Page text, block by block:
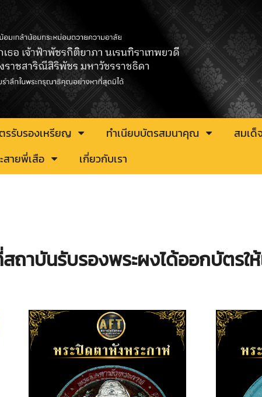
รรับรองเหรียญ ทำเนียบบัตรสมนาคุณ
สมเ
สายพี่เสือ
เกี่ยวกับเรา
าบันรับรองพระผงได้ออกบัตรใ